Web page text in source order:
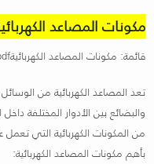
مكونات المصاعد
قائمة: مكونات المصاعد الكهربائية
تعد المصاعد الكهربائية من
والبضائع بين الأدوار المختلفة
من المكونات الكهربائية التي
بأهم مكونات المصاعد الكهربائية: